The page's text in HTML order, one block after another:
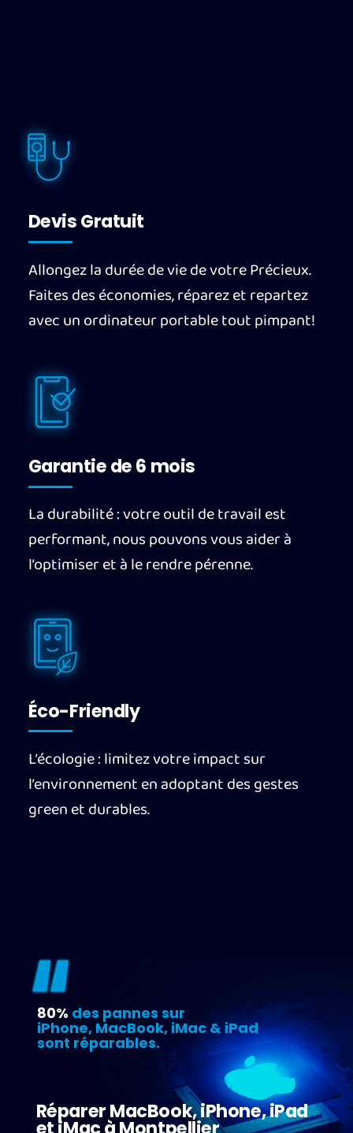
Devis Gratuit
Allongez la durée de vie de votre Précieux.
Faites des économies, réparez et repartez
avec un ordinateur portable tout pimpant!
Garantie de 6 mois
La durabilité : votre outil de travail est
performant, nous pouvons vous aider à
l’optimiser et à le rendre pérenne.
Éco-Friendly
L’écologie : limitez votre impact sur
l’environnement en adoptant des gestes
green et durables.
80% des pannes sur
iPhone, MacBook, iMac & iPad
sont réparables.
Réparer MacBook, iPhone, iPad